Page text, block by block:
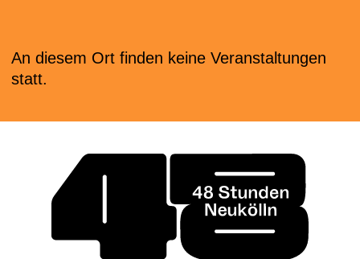
An diesem Ort finden keine Veranstaltungen
statt.